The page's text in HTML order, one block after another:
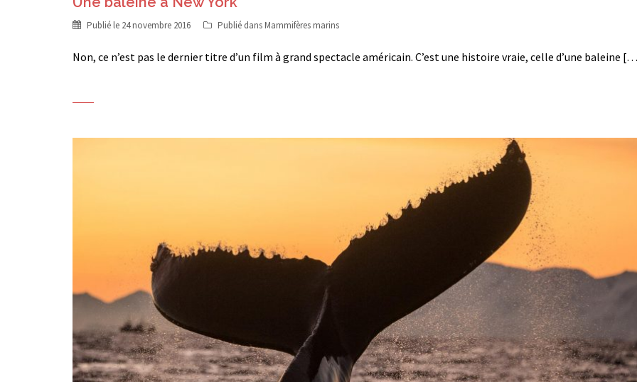
Publié le 24 novembre 2016 Publié dans Mammifères marins
Non, ce n’est pas le dernier titre d’un film à grand spectacle américain. C’est une histoire vraie, celle d’une baleine